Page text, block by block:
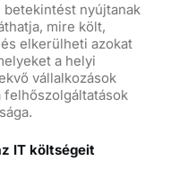
nyújtanak
mire költ,
elkerülheti azokat
a helyi
vállalkozások
felhőszolgáltatások
IT költségeit